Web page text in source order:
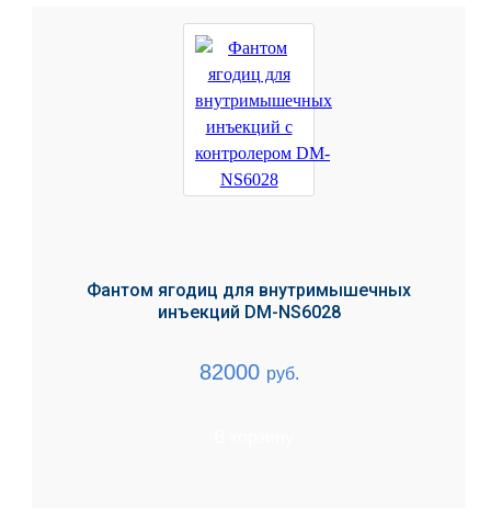
Фантом ягодиц для внутримышечных
инъекций DM-NS6028
82000 руб.